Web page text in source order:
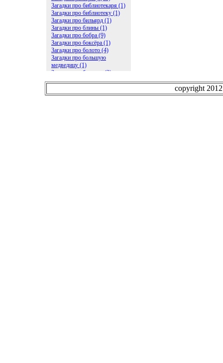
Загадки про библиотекаря (1)
Загадки про библиотеку (1)
Загадки про бильярд (1)
Загадки про блины (1)
Загадки про бобра (9)
Загадки про боксёра (1)
Загадки про болото (4)
Загадки про большую
медведицу (1)
Загадки про ботинки (2)
Загадки про бочку (5)
Загадки про бревно (2)
copyright